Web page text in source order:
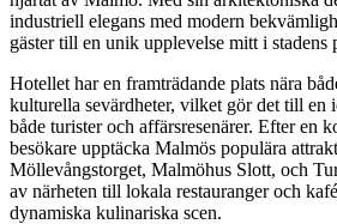
industriell elegans med modern
gäster till en unik upplevelse mitt i stadens
Hotellet har en framträdande plats nära
kulturella sevärdheter, vilket gör det till en
både turister och affärsresenärer. Efter en
besökare upptäcka Malmös populära
Möllevångstorget, Malmöhus Slott, och
av närheten till lokala restauranger och
dynamiska kulinariska scen.